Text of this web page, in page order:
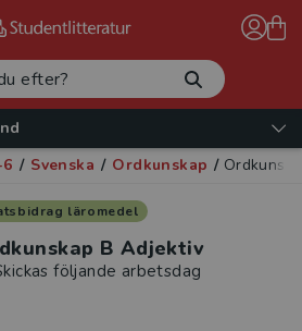
/ Svenska / Ordkunskap /
läromedel
B Adjektiv
följande arbetsdag